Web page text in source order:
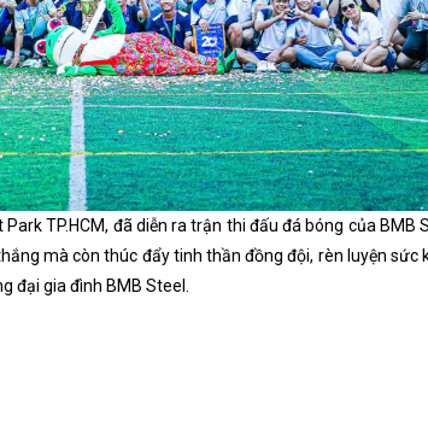
TP.HCM, đã diễn ra trận thi đấu đá bóng của BMB
mà còn thúc đẩy tinh thần đồng đội, rèn luyện sức
đại gia đình BMB Steel.